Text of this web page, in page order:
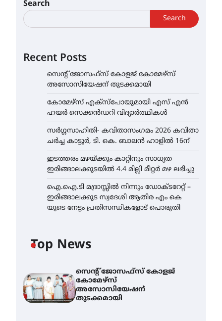
Search
Search
Recent Posts
സെന്റ് ജോസഫ്സ് കോളജ് കോമേഴ്‌സ്
അസോസിയേഷന് തുടക്കമായി
കോമേഴ്സ് എക്സ്പോയുമായി എസ് എൻ
ഹയർ സെക്കൻഡറി വിദ്യാർത്ഥികൾ
സർഗ്ഗസാഹിതി- കവിതാസംഗമം 2026 കവിതാ
ചർച്ച കാട്ടൂർ, ടി. കെ. ബാലൻ ഹാളിൽ 16ന്
ഇടത്തരം മഴയ്ക്കും കാറ്റിനും സാധ്യത
ഇരിങ്ങാലക്കുടയിൽ 4.4 മില്ലി മീറ്റർ മഴ ലഭിച്ചു
ഐ.ഐ.ടി മദ്രാസ്സിൽ നിന്നും ഡോക്ടറേറ്റ് –
ഇരിങ്ങാലക്കുട സ്വദേശി ആതിര എം കെ
യുടെ നേട്ടം പ്രതിസന്ധികളോട് പൊരുതി
Top News
സെന്റ് ജോസഫ്സ് കോളജ്
കോമേഴ്‌സ്
അസോസിയേഷന്
തുടക്കമായി